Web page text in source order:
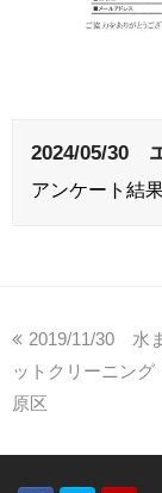
2024/05/30
アンケート結
2019/11/30 水
ットクリーニン
原区